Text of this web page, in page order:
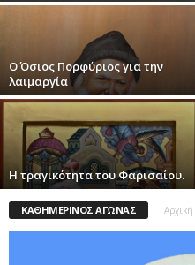
Ο Όσιος Πορφύριος για την
λαιμαργία
Η τραγικότητα του Φαρισαίου.
ΚΑΘΗΜΕΡΙΝΟΣ ΑΓΩΝΑΣ Αρχική